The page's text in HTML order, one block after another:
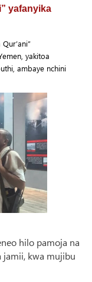
yafanyika
yakitoa
ambaye nchini
hilo pamoja na
jamii, kwa mujibu